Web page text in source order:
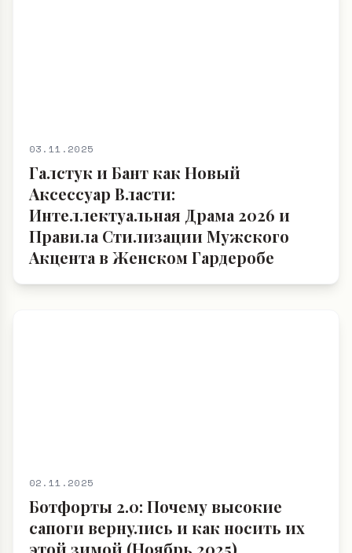
03.11.2025
Галстук и Бант как Новый
Аксессуар Власти:
Интеллектуальная Драма 2026 и
Правила Стилизации Мужского
Акцента в Женском Гардеробе
02.11.2025
Ботфорты 2.0: Почему высокие
сапоги вернулись и как носить их
этой зимой (Ноябрь 2025)